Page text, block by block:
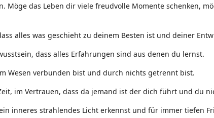
das Leben dir viele freudvolle Momente schenken,
alles was geschieht zu deinem Besten ist und deiner
dass alles Erfahrungen sind aus denen du lernst.
Wesen verbunden bist und durch nichts getrennt bist.
im Vertrauen, dass da jemand ist der dich führt und du
inneres strahlendes Licht erkennst und für immer tiefen